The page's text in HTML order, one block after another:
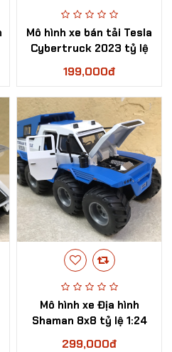
Mô hình xe bán tải Tesla
Cybertruck 2023 tỷ lệ
1:32
199,000đ
Mô hình xe Địa hình
Shaman 8x8 tỷ lệ 1:24
299,000đ